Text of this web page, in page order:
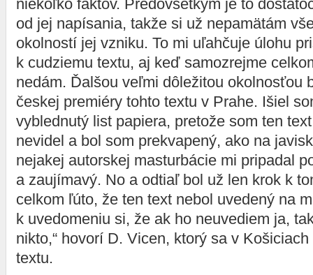
niekoľko faktov. Predovšetkým je to
od jej napísania, takže si už nepamätám
okolností jej vzniku. To mi uľahčuje úlohu
k cudziemu textu, aj keď samozrejme
nedám. Ďalšou veľmi dôležitou okolnosťou
českej premiéry tohto textu v Prahe. Išiel
vyblednutý list papiera, pretože som ten
nevidel a bol som prekvapený, ako na
nejakej autorskej masturbácie mi pripadal
a zaujímavý. No a odtiaľ bol už len krok k
celkom ľúto, že ten text nebol uvedený na
k uvedomeniu si, že ak ho neuvediem ja,
nikto,“ hovorí D. Vicen, ktorý sa v
textu.